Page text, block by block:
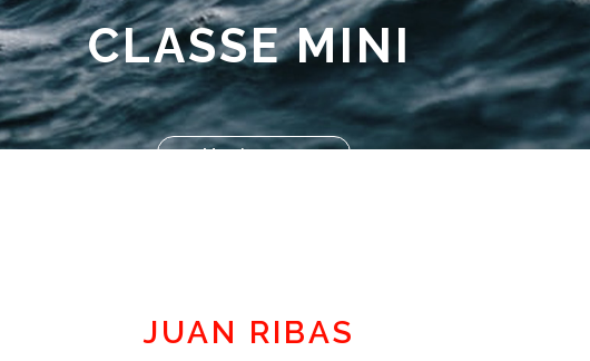
CLASSE MINI
Member area
JUAN RIBAS